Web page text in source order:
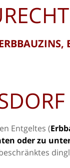
Entgeltes (
oder zu